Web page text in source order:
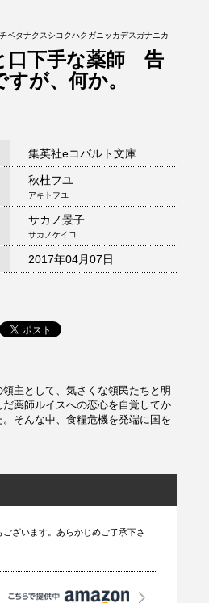
ベタナクスシコクハクガニッカデスガナニカ
口下手な薬師 告
が、何か。
集英社eコバルト文庫
秋杜フユ
アキトフユ
サカノ景子
サカノケイコ
2017年04月07日
主として、気さくな領民たちと明
薬師ルイスへの恋心を自覚してか
そんな中、食糧危機を発端に国を
ざいます。あらかじめご了承下さ